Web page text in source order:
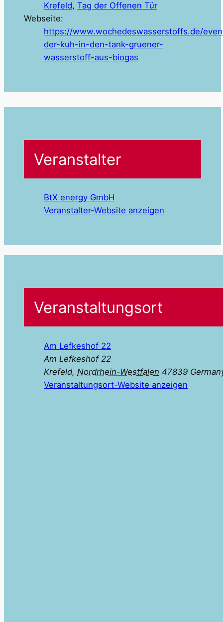
Krefeld, Tag der Offenen Tür
Webseite:
https://www.wochedeswasserstoffs.de/
der-kuh-in-den-tank-gruener-
wasserstoff-aus-biogas
Veranstalter
BtX energy GmbH
Veranstalter-Website anzeigen
Veranstaltungsort
Am Lefkeshof 22
Am Lefkeshof 22
Krefeld, Nordrhein-Westfalen 47839
Veranstaltungsort-Website anzeigen